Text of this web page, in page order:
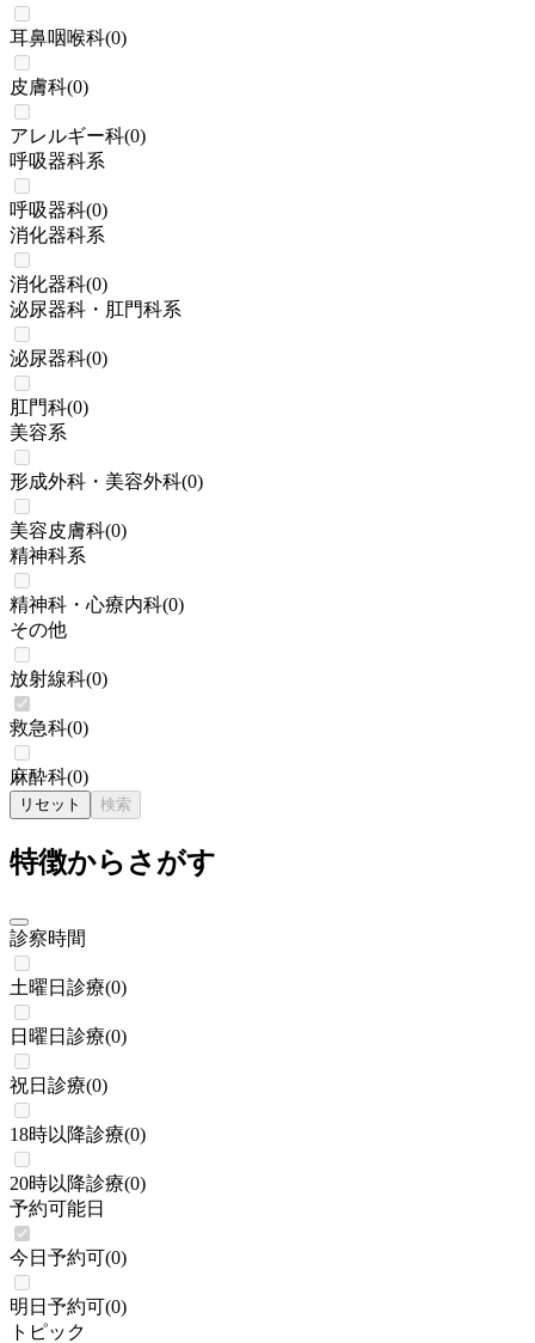
耳鼻咽喉科(0)
皮膚科(0)
アレルギー科(0)
呼吸器科系
呼吸器科(0)
消化器科系
消化器科(0)
泌尿器科・肛門科系
泌尿器科(0)
肛門科(0)
美容系
形成外科・美容外科(0)
美容皮膚科(0)
精神科系
精神科・心療内科(0)
その他
放射線科(0)
救急科(0)
麻酔科(0)
リセット 検索
特徴からさがす
診察時間
土曜日診療(0)
日曜日診療(0)
祝日診療(0)
18時以降診療(0)
20時以降診療(0)
予約可能日
今日予約可(0)
明日予約可(0)
トピック